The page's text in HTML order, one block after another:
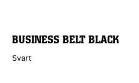
BUSINESS BELT BLACK
Svart